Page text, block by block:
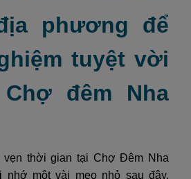
phương để
tuyệt vời
đêm Nha
thời gian tại Chợ Đêm Nha
nhớ một vài mẹo nhỏ sau đây.